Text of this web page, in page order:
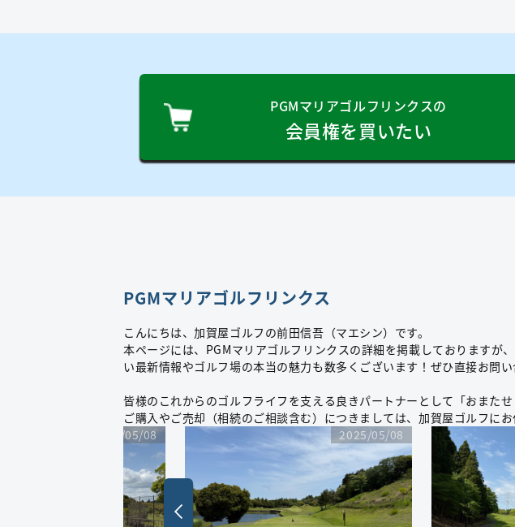
PGMマリアゴルフリンクスの
会員権を買いたい
PGMマリアゴルフリンクス
こんにちは、加賀屋ゴルフの前田信吾（マエシン）です。
本ページには、PGMマリアゴルフリンクスの詳細を掲載しておりますが
い最新情報やゴルフ場の本当の魅力も数多くございます！ぜひ直接お問い
皆様のこれからのゴルフライフを支える良きパートナーとして「おまた
ご購入やご売却（相続のご相談含む）につきましては、加賀屋ゴルフにお
2025/05/08
2025/05/08